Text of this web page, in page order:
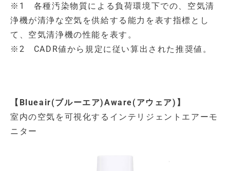
※1 各種汚染物質による負荷環境下での、空気清
浄機が清浄な空気を供給する能力を表す指標とし
て、空気清浄機の性能を表す。
※2 CADR値から規定に従い算出された推奨値。
【Blueair(ブルーエア)Aware(アウェア)】
室内の空気を可視化するインテリジェントエアーモ
ニター